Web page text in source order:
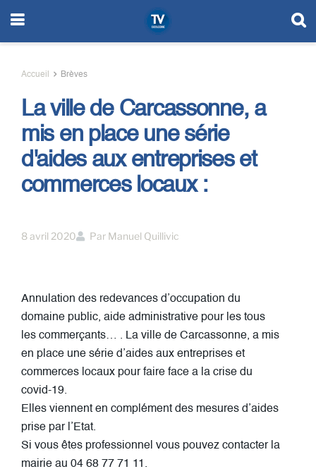
Accueil Brèves
La ville de Carcassonne, a
mis en place une série
d'aides aux entreprises et
commerces locaux :
8 avril 2020 Par Manuel Quillivic
Annulation des redevances d’occupation du
domaine public, aide administrative pour les tous
les commerçants… . La ville de Carcassonne, a mis
en place une série d’aides aux entreprises et
commerces locaux pour faire face a la crise du
covid-19.
Elles viennent en complément des mesures d’aides
prise par l’Etat.
Si vous êtes professionnel vous pouvez contacter la
mairie au 04 68 77 71 11.